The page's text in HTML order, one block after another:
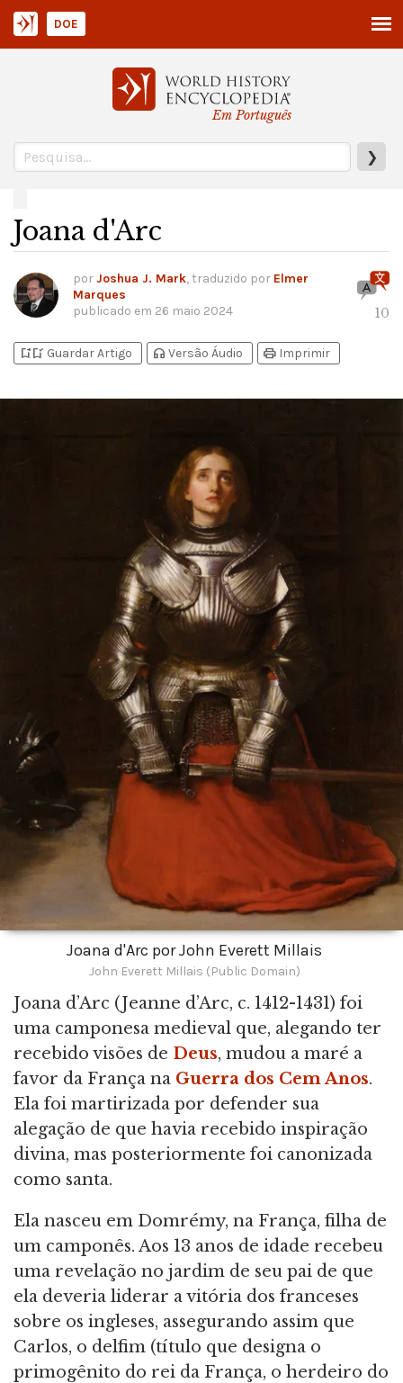
Em Português
❯
DOE
Joana d'Arc
por Joshua J. Mark, traduzido por Elmer
Marques
publicado em 26 maio 2024 10
bookmark_addbookmark_added Guardar Artigo headphones Versão Áudio print Imprimir
Joana d'Arc por John Everett Millais
John Everett Millais (Public Domain)
Joana d’Arc (Jeanne d’Arc, c. 1412-1431) foi
uma camponesa medieval que, alegando ter
recebido visões de Deus, mudou a maré a
favor da França na Guerra dos Cem Anos.
Ela foi martirizada por defender sua
alegação de que havia recebido inspiração
divina, mas posteriormente foi canonizada
como santa.
Ela nasceu em Domrémy, na França, filha de
um camponês. Aos 13 anos de idade recebeu
uma revelação no jardim de seu pai de que
ela deveria liderar a vitória dos franceses
sobre os ingleses, assegurando assim que
Carlos, o delfim (título que designa o
primogênito do rei da França, o herdeiro do